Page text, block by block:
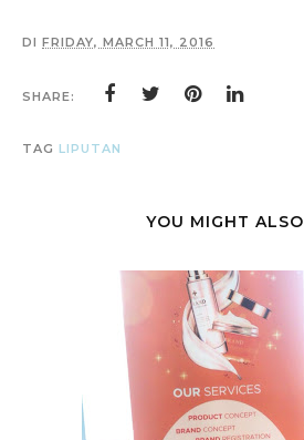
DI FRIDAY, MARCH 11, 2016
SHARE:
TAG LIPUTAN
YOU MIGHT